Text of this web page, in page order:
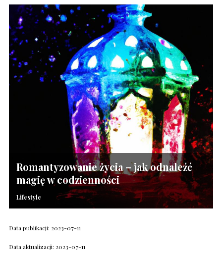
Romantyzowanie życia – jak odnaleźć
magię w codzienności
Lifestyle
Data publikacji: 2023-07-11
Data aktualizacji: 2023-07-11